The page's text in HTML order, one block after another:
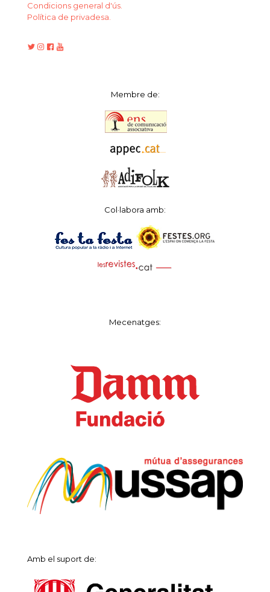
Condicions general d'ús.
Política de privadesa.
Membre de:
Col·labora amb:
Mecenatges:
Amb el suport de: